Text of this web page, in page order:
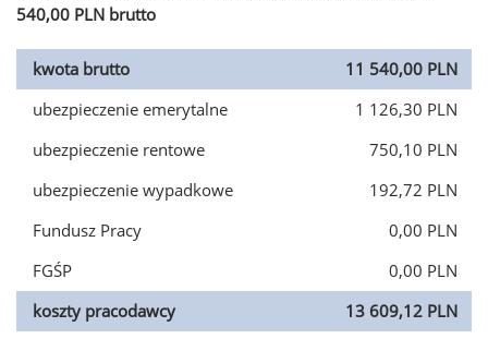
540,00 PLN brutto
kwota brutto
11 540,00 PLN
ubezpieczenie emerytalne
1 126,30 PLN
ubezpieczenie rentowe
750,10 PLN
ubezpieczenie wypadkowe
192,72 PLN
Fundusz Pracy
0,00 PLN
FGŚP
0,00 PLN
koszty pracodawcy
13 609,12 PLN